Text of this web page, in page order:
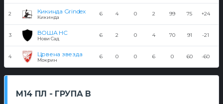
2 Кикинда Grindex
Кикинда
6 4 0 2 99 75 +24
3 ВОША НС
Нови Сад
6 2 0 4 70 91 -21
4 Црвена звезда
Мокрин
6 0 0 6 0 60 -60
М14 ПЛ - ГРУПА В